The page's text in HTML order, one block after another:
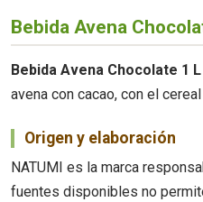
Bebida Avena
Bebida Avena Chocolate 1
avena con cacao, con el
Origen y elaboración
NATUMI es la marca
fuentes disponibles no